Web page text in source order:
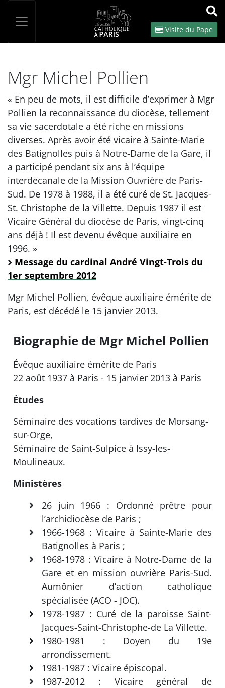
OK
Visite du Pape
Mgr Michel Pollien
« En peu de mots, il est difficile d’exprimer à Mgr
Pollien la reconnaissance du diocèse, tellement
sa vie sacerdotale a été riche en missions
diverses. Après avoir été vicaire à Sainte-Marie
des Batignolles puis à Notre-Dame de la Gare, il
a participé pendant six ans à l’équipe
interdecanale de la Mission Ouvrière de Paris-
Sud. De 1978 à 1988, il a été curé de St. Jacques-
St. Christophe de la Villette. Depuis 1987 il est
Vicaire Général du diocèse de Paris, vingt-cinq
ans déjà ! Il est devenu évêque auxiliaire en
1996. »
Message du cardinal André Vingt-Trois du
1er septembre 2012
Mgr Michel Pollien, évêque auxiliaire émérite de
Paris, est décédé le 15 janvier 2013.
Biographie de Mgr Michel Pollien
Évêque auxiliaire émérite de Paris
22 août 1937 à Paris - 15 janvier 2013 à Paris
Études
Séminaire des vocations tardives de Morsang-
sur-Orge,
Séminaire de Saint-Sulpice à Issy-les-
Moulineaux.
Ministères
26 juin 1966 : Ordonné prêtre pour
l’archidiocèse de Paris ;
1966-1968 : Vicaire à Sainte-Marie des
Batignolles à Paris ;
1968-1978 : Vicaire à Notre-Dame de la
Gare et en mission ouvrière Paris-Sud.
Aumônier d’action catholique
spécialisée (ACO - JOC).
1978-1987 : Curé de la paroisse Saint-
Jacques-Saint-Christophe-de La Villette.
1980-1981 : Doyen du 19e
arrondissement.
1981-1987 : Vicaire épiscopal.
1987-2012 : Vicaire général de
Panneau de gestion des cookies